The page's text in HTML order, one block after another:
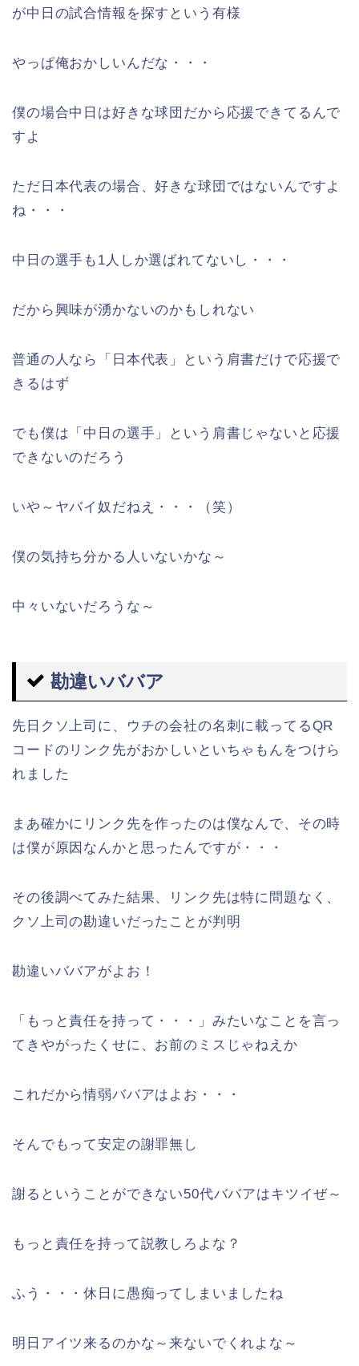
が中日の試合情報を探すという有様
やっぱ俺おかしいんだな・・・
僕の場合中日は好きな球団だから応援できてるんで
すよ
ただ日本代表の場合、好きな球団ではないんですよ
ね・・・
中日の選手も1人しか選ばれてないし・・・
だから興味が湧かないのかもしれない
普通の人なら「日本代表」という肩書だけで応援で
きるはず
でも僕は「中日の選手」という肩書じゃないと応援
できないのだろう
いや～ヤバイ奴だねえ・・・（笑）
僕の気持ち分かる人いないかな～
中々いないだろうな～
勘違いババア
先日クソ上司に、ウチの会社の名刺に載ってるQR
コードのリンク先がおかしいといちゃもんをつけら
れました
まあ確かにリンク先を作ったのは僕なんで、その時
は僕が原因なんかと思ったんですが・・・
その後調べてみた結果、リンク先は特に問題なく、
クソ上司の勘違いだったことが判明
勘違いババアがよお！
「もっと責任を持って・・・」みたいなことを言っ
てきやがったくせに、お前のミスじゃねえか
これだから情弱ババアはよお・・・
そんでもって安定の謝罪無し
謝るということができない50代ババアはキツイぜ～
もっと責任を持って説教しろよな？
ふう・・・休日に愚痴ってしまいましたね
明日アイツ来るのかな～来ないでくれよな～